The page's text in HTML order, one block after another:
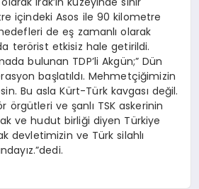
içindeki Asos ile 90 kilometre
de eş zamanlı olarak
terörist etkisiz hale getirildi.
bulunan TDP’li Akgün;” Dün
başlatıldı. Mehmetçiğimizin
Bu asla Kürt-Türk kavgası değil.
örgütleri ve şanlı TSK askerinin
ve hudut birliği diyen Türkiye
devletimizin ve Türk silahlı